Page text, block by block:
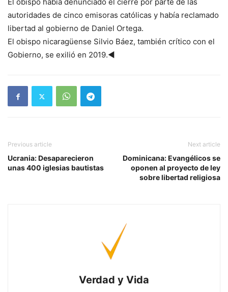
autoridades de cinco emisoras católicas y había reclamado
libertad al gobierno de Daniel Ortega.
El obispo nicaragüense Silvio Báez, también crítico con el
Gobierno, se exilió en 2019.◄
Previous article
Ucrania: Desaparecieron
unas 400 iglesias bautistas
Next article
Dominicana: Evangélicos se
oponen al proyecto de ley
sobre libertad religiosa
Verdad y Vida